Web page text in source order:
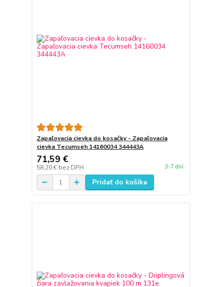
Zapaľovacia cievka do kosačky - Zapaľovacia
cievka Tecumseh 14160034 344443A
71,59 €
58,20 € bez DPH 3-7 dní
Pridať do košíka